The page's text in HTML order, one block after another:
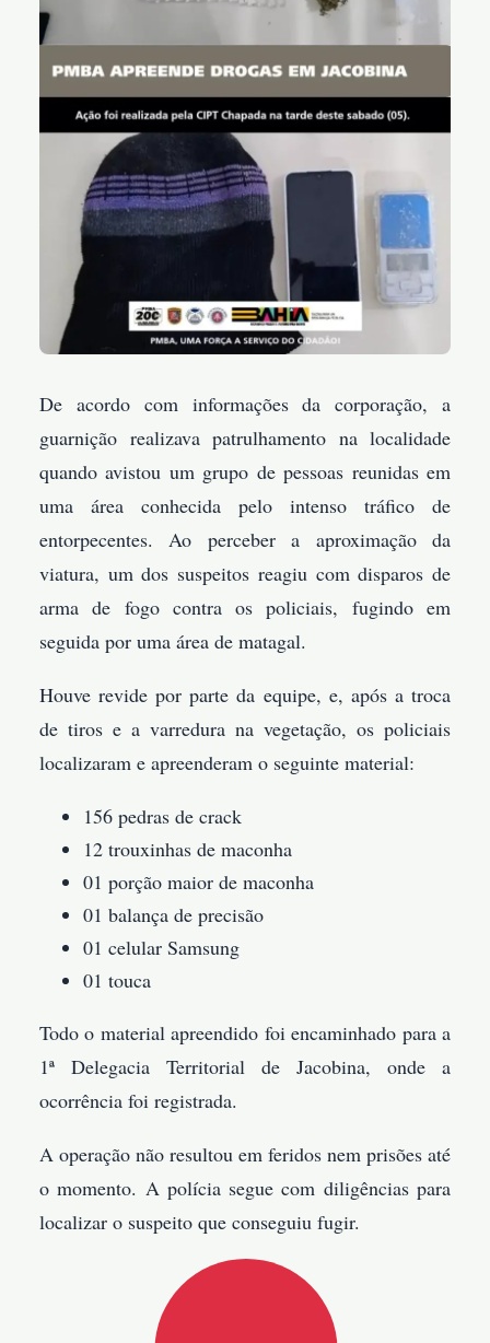
De acordo com informações da corporação, a
guarnição realizava patrulhamento na localidade
quando avistou um grupo de pessoas reunidas em
uma área conhecida pelo intenso tráfico de
entorpecentes. Ao perceber a aproximação da
viatura, um dos suspeitos reagiu com disparos de
arma de fogo contra os policiais, fugindo em
seguida por uma área de matagal.
Houve revide por parte da equipe, e, após a troca
de tiros e a varredura na vegetação, os policiais
localizaram e apreenderam o seguinte material:
156 pedras de crack
12 trouxinhas de maconha
01 porção maior de maconha
01 balança de precisão
01 celular Samsung
01 touca
Todo o material apreendido foi encaminhado para a
1ª Delegacia Territorial de Jacobina, onde a
ocorrência foi registrada.
A operação não resultou em feridos nem prisões até
o momento. A polícia segue com diligências para
localizar o suspeito que conseguiu fugir.